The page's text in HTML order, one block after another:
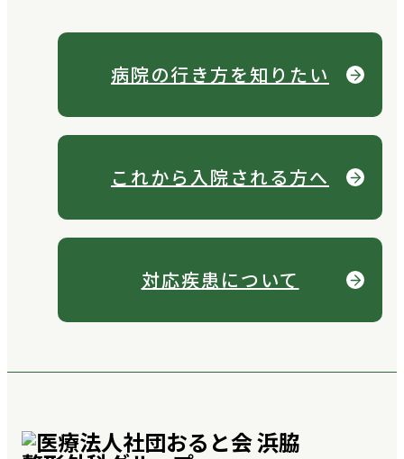
病院の行き方を知りたい
これから入院される方へ
対応疾患について